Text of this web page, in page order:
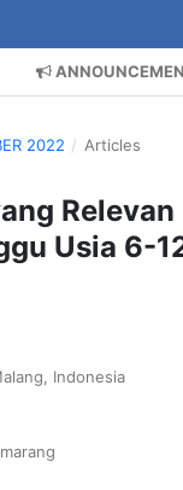
2022 / Articles
Usia 6-
Indonesia